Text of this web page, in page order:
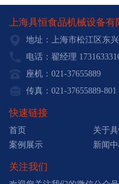
上海具恒食品机械设备有
地址：上海市松江区东
电话：翟经理
座机：021-37655889
传真：021-37655889-801
快速链接
首页 关于
案例展示
新闻
关注我们